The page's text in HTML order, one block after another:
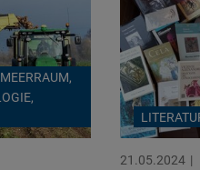
21.05.2024